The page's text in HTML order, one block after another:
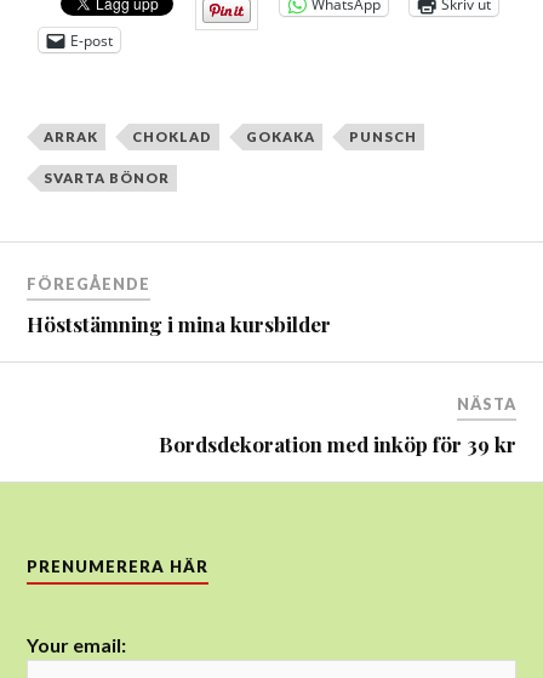
E-post
ARRAK CHOKLAD GOKAKA PUNSCH
SVARTA BÖNOR
Inläggsnavigering
FÖREGÅENDE
Höststämning i mina kursbilder
NÄSTA
Bordsdekoration med inköp för 39 kr
PRENUMERERA HÄR
Your email: